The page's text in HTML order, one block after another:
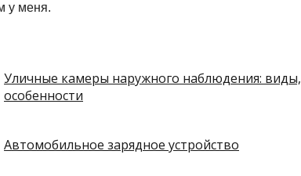
у меня.
Уличные камеры наружного наблюдения: виды,
особенности
Автомобильное зарядное устройство